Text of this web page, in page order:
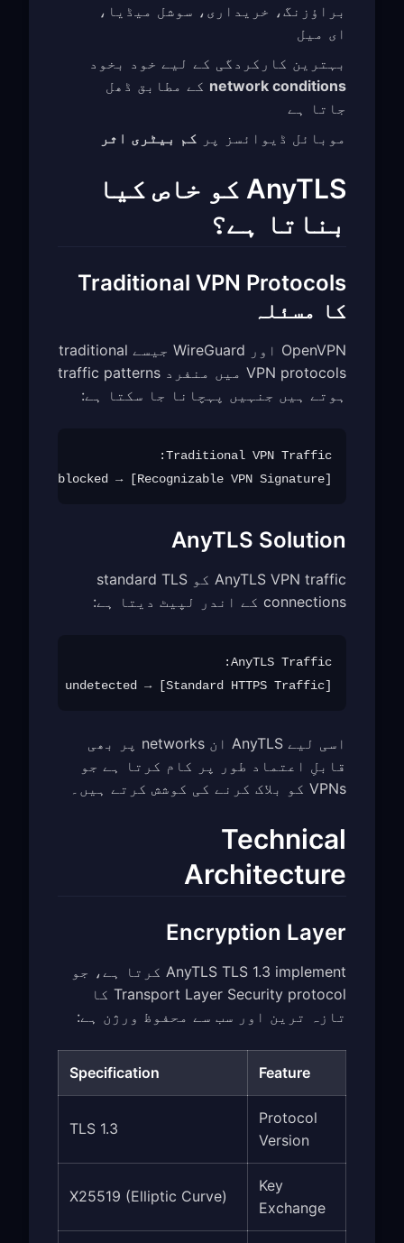
براؤزنگ، خریداری، سوشل میڈیا،
ای میل
بہترین کارکردگی کے لیے خود بخود
network conditions کے مطابق ڈھل
جاتا ہے
موبائل ڈیوائسز پر کم بیٹری اثر
AnyTLS کو خاص کیا
بناتا ہے؟
Traditional VPN Protocols
کا مسئلہ
OpenVPN اور WireGuard جیسے traditional
VPN protocols میں منفرد traffic patterns
ہوتے ہیں جنہیں پہچانا جا سکتا ہے:
[Recognizable VPN Signature] → Easy to detect → Can be blocked
AnyTLS Solution
AnyTLS VPN traffic کو standard TLS
connections کے اندر لپیٹ دیتا ہے:
[Standard HTTPS Traffic] → Looks like normal web browsing → Passes undetected
اسی لیے AnyTLS ان networks پر بھی
قابلِ اعتماد طور پر کام کرتا ہے جو
VPNs کو بلاک کرنے کی کوشش کرتے ہیں۔
Technical
Architecture
Encryption Layer
AnyTLS TLS 1.3 implement کرتا ہے، جو
Transport Layer Security protocol کا
تازہ ترین اور سب سے محفوظ ورژن ہے:
Feature
Specification
Protocol
Version
TLS 1.3
Key
Exchange
X25519 (Elliptic Curve)